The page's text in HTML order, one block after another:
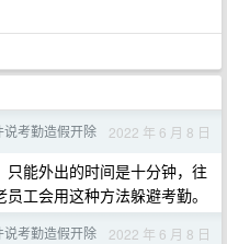
说考勤造假开除 2022 年 6 月 8 日
能外出的时间是十分钟，往
工会用这种方法躲避考勤。
说考勤造假开除 2022 年 6 月 8 日